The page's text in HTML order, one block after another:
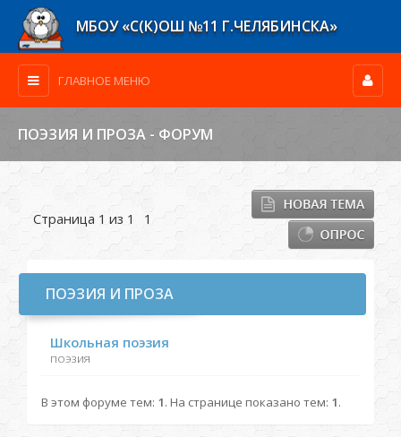
МБОУ «С(К)ОШ №11 Г.ЧЕЛЯБИНСКА»
ГЛАВНОЕ МЕНЮ
ПОЭЗИЯ И ПРОЗА - ФОРУМ
Страница 1 из 1 1
ПОЭЗИЯ И ПРОЗА
Школьная поэзия
поэзия
В этом форуме тем: 1. На странице показано тем: 1.